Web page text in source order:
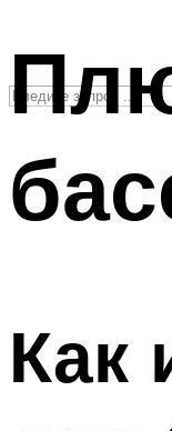
СТИЛИ
ПЛАВАНЬЕ
ПЛАВАНЬЕ
МЕНЮ
Как